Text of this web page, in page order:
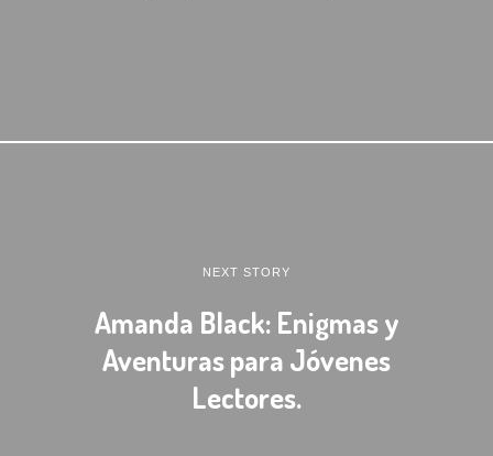
NEXT STORY
Amanda Black: Enigmas y
Aventuras para Jóvenes
Lectores.